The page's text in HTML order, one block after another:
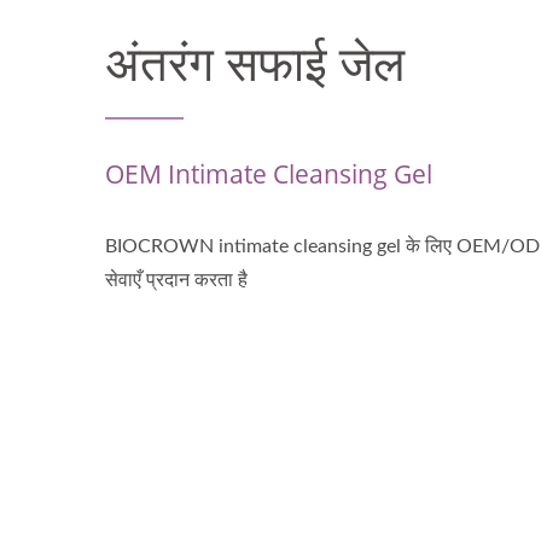
अंतरंग सफाई जेल
OEM Intimate Cleansing Gel
BIOCROWN intimate cleansing gel के लिए OEM/
सेवाएँ प्रदान करता है